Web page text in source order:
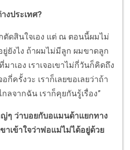
งประเทศ?
ตัดสินใจเอง แต่ ณ ตอนนี้ผมไม่
ยังไง ถ้าผมไม่มีลูก ผมขาดลูก
าเอง เราเจอเขาไม่กี่วันก็คิดถึง
กี่ครั้งวะ เราก็เลยขอเลยว่าถ้า
ลจากฉัน เราก็คุยกันรู้เรื่อง”
ๆ ว่าบอยกับอแมนด้าแยกทาง
ขาเข้าใจว่าพ่อแม่ไม่ได้อยู่ด้วย